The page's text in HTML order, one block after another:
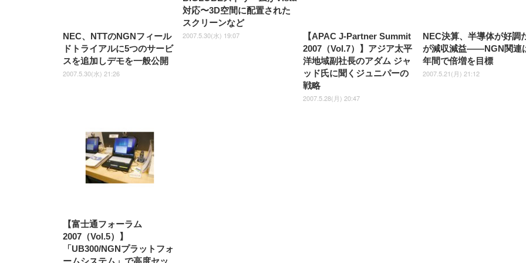
NEC、NTTのNGNフィール
ドトライアルに5つのサービ
スを追加しデモを一般公開
2007.5.30(水) 21:26
対応〜3D空間に配置された
スクリーンなど
2007.5.30(水) 19:07
【APAC J-Partner Summit
2007（Vol.7）】アジア太平
洋地域副社長のアダム ジャ
ッド氏に聞くジュニパーの
戦略
2007.5.28(月) 20:47
NEC決算、半導体が好調
が減収減益——NGN関連
年間で倍増を目標
2007.5.21(月) 21:12
【富士通フォーラム
2007（Vol.5）】
「UB300/NGNプラットフォ
ームシステム」で高度セッ